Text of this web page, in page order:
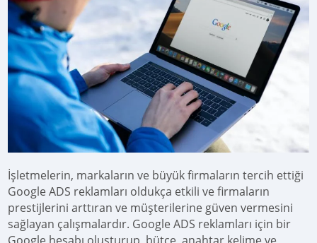
İşletmelerin, markaların ve büyük firmaların tercih ettiği
Google ADS reklamları oldukça etkili ve firmaların
prestijlerini arttıran ve müşterilerine güven vermesini
sağlayan çalışmalardır. Google ADS reklamları için bir